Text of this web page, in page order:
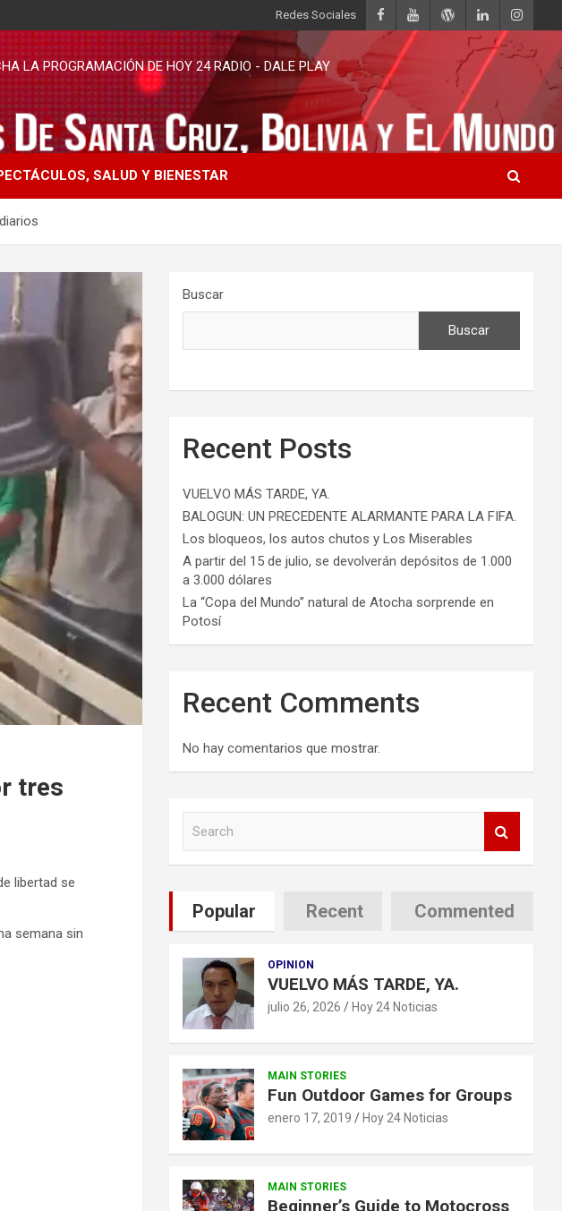
Redes Sociales
LA PROGRAMACIÓN DE HOY 24 RADIO - DALE PLAY
SALUD Y BIENESTAR
tres
libertad se
semana sin
Buscar
Buscar
Recent Posts
VUELVO MÁS TARDE, YA.
BALOGUN: UN PRECEDENTE ALARMANTE PARA LA FIFA.
Los bloqueos, los autos chutos y Los Miserables
A partir del 15 de julio, se devolverán depósitos de 1.000
a 3.000 dólares
La “Copa del Mundo” natural de Atocha sorprende en
Potosí
Recent Comments
No hay comentarios que mostrar.
Popular Recent Commented
OPINION
VUELVO MÁS TARDE, YA.
julio 26, 2026 Hoy 24 Noticias
MAIN STORIES
Fun Outdoor Games for Groups
enero 17, 2019 Hoy 24 Noticias
MAIN STORIES
Beginner’s Guide to Motocross